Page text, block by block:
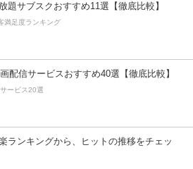
題サブスクおすすめ11選【徹底比較】
満足度ランキング
配信サービスおすすめ40選【徹底比較】
ービス20選
ランキングから、ヒットの推移をチェッ